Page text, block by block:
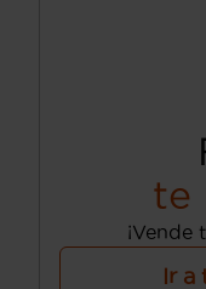
te
¡Vende
Ir a